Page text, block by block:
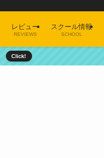
レビュー
REVIEWS
スクール情報
SCHOOL
Click!